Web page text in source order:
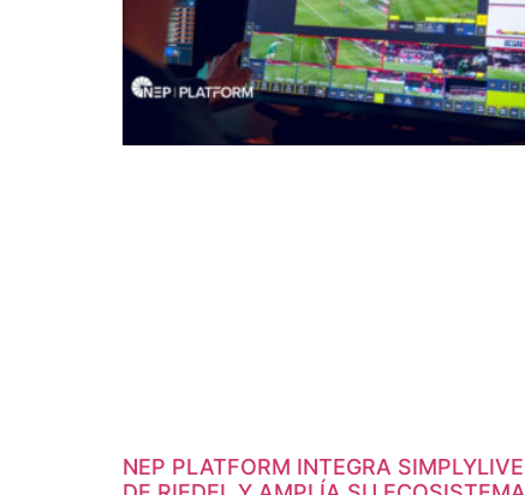
NEP PLATFORM INTEGRA SIMPLYLIVE